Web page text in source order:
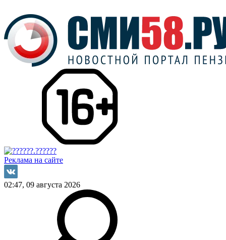
Реклама на сайте
02:47, 09 августа 2026